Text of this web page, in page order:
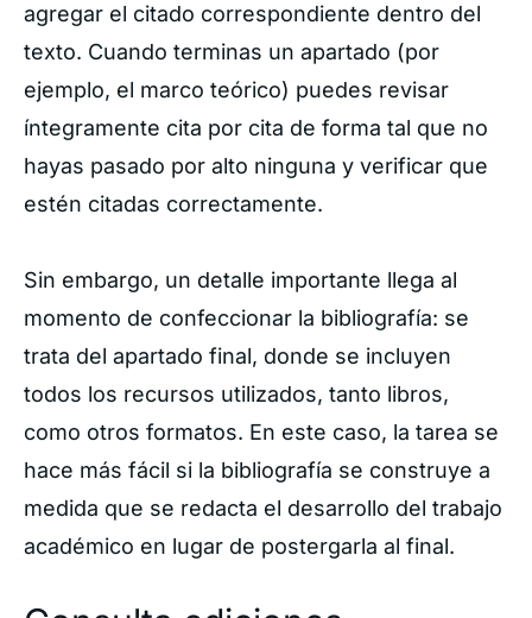
agregar el citado correspondiente dentro del
texto. Cuando terminas un apartado (por
ejemplo, el marco teórico) puedes revisar
íntegramente cita por cita de forma tal que no
hayas pasado por alto ninguna y verificar que
estén citadas correctamente.
Sin embargo, un detalle importante llega al
momento de confeccionar la bibliografía: se
trata del apartado final, donde se incluyen
todos los recursos utilizados, tanto libros,
como otros formatos. En este caso, la tarea se
hace más fácil si la bibliografía se construye a
medida que se redacta el desarrollo del trabajo
académico en lugar de postergarla al final.